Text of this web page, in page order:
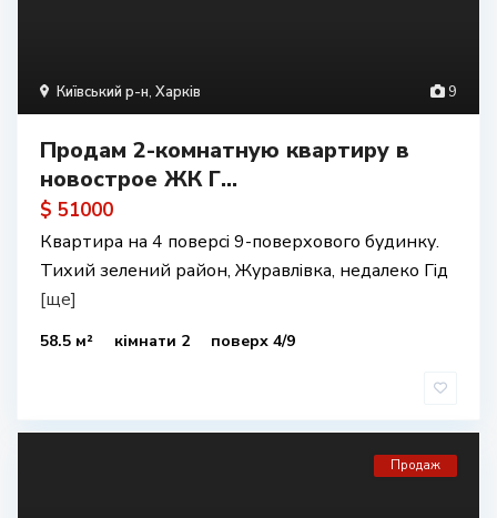
9
Київський р-н, Харків
Продам 2-комнатную квартиру в
новострое ЖК Г...
$ 51000
Квартира на 4 поверсі 9-поверхового будинку.
Тихий зелений район, Журавлівка, недалеко Гід
[ще]
58.5 м² кімнати 2 поверх 4/9
Продаж